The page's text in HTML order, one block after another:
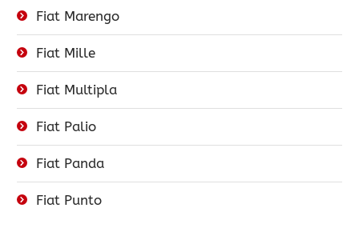
Fiat Marengo
Fiat Mille
Fiat Multipla
Fiat Palio
Fiat Panda
Fiat Punto